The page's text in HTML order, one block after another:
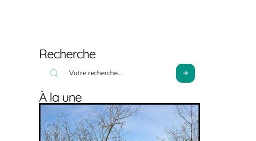
Recherche
À la une